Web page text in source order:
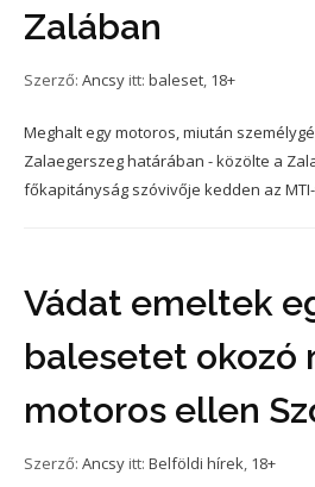
Zalában
Szerző: Ancsy itt: baleset, 18+
Meghalt egy motoros, miután
Zalaegerszeg határában - közölte a
főkapitányság szóvivője kedden az
Vádat emeltek
balesetet okozó
motoros ellen
Szerző: Ancsy itt: Belföldi hírek, 18+